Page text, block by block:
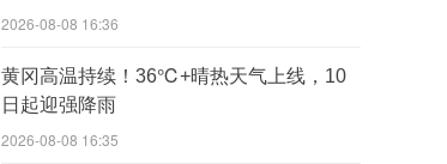
2026-08-08 16:36
黄冈高温持续！36℃+晴热天气上线，10
日起迎强降雨
2026-08-08 16:35